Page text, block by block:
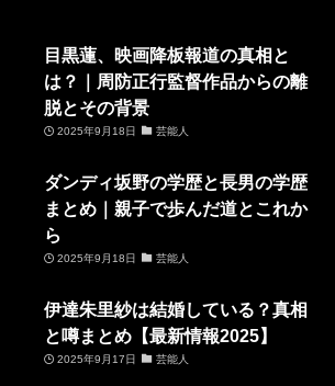
目黒蓮、映画降板報道の真相と
は？｜周防正行監督作品からの離
脱とその背景
2025年9月18日 芸能人
ダンディ坂野の学歴と長男の学歴
まとめ｜親子で歩んだ道とこれか
ら
2025年9月18日 芸能人
伊達朱里紗は結婚している？真相
と噂まとめ【最新情報2025】
2025年9月17日 芸能人